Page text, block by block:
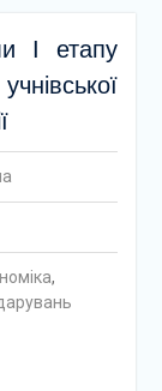
І етапу
,